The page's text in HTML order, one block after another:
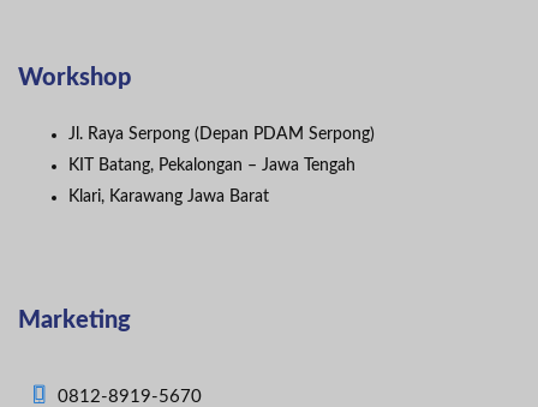
Workshop
Jl. Raya Serpong (Depan PDAM Serpong)
KIT Batang, Pekalongan – Jawa Tengah
Klari, Karawang Jawa Barat
Marketing
0812-8919-5670